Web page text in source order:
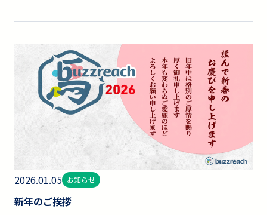
2026.01.05 お知らせ
新年のご挨拶